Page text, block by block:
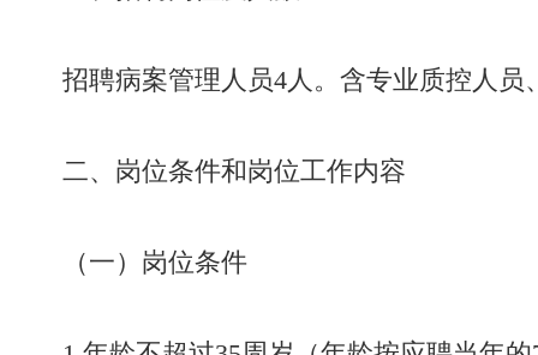
招聘病案管理人员4人。含专业质控人
二、岗位条件和岗位工作内容
（一）岗位条件